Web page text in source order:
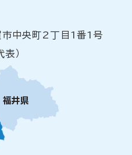
中央町2丁目1番1号
）